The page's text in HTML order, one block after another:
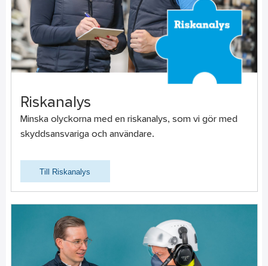
Riskanalys
Minska olyckorna med en riskanalys, som vi gör med
skyddsansvariga och användare.
Till Riskanalys